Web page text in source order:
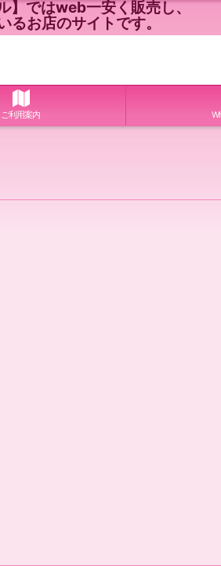
】ではweb一安く販売し、
お店のサイトです。
ご利用案内